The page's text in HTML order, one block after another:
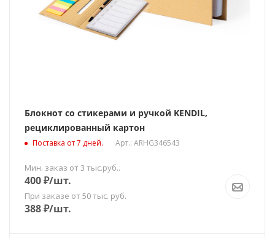
Блокнот со стикерами и ручкой KENDIL,
рециклированный картон
Поставка от 7 дней. Арт.: ARHG346543
Мин. заказ от 3 тыс.руб..
400₽/шт.
При заказе от 50 тыс. руб.
388₽/шт.